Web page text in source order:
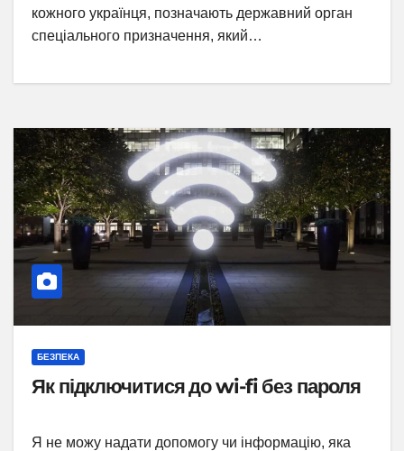
кожного українця, позначають державний орган
спеціального призначення, який…
БЕЗПЕКА
Як підключитися до wi-fi без пароля
Я не можу надати допомогу чи інформацію, яка